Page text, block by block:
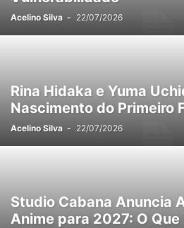
Acelino Silva - 22/07/2026
Rina Hidaka e Yuma
Nascimento do Primeiro
Acelino Silva - 22/07/2026
Studio Cabana Anuncia
Anime para 2027: O Que